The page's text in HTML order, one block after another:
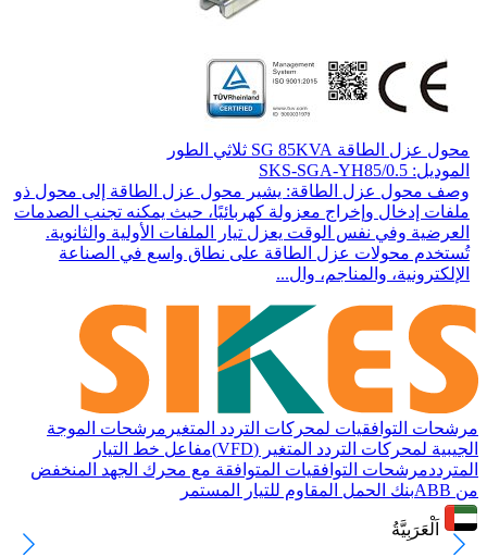
محول عزل الطاقة SG 85KVA ثلاثي الطور
الموديل: SKS-SGA-YH85/0.5
وصف محول عزل الطاقة: يشير محول عزل الطاقة إلى محول ذو
ملفات إدخال وإخراج معزولة كهربائيًا، حيث يمكنه تجنب الصدمات
العرضية وفي نفس الوقت يعزل تيار الملفات الأولية والثانوية.
تُستخدم محولات عزل الطاقة على نطاق واسع في الصناعة
الإلكترونية، والمناجم، وال...
مرشحات التوافقيات لمحركات التردد المتغير مرشحات الموجة
الجيبية لمحركات التردد المتغير (VFD)
مفاعل خط التيار
المترددمرشحات التوافقيات المتوافقة مع محرك الجهد المنخفض
من ABB
بنك الحمل المقاوم للتيار المستمر
اَلْعَرَبِيَّةُ